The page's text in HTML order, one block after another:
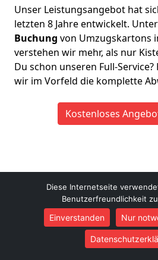
Unser Leistungsangebot hat
letzten 8 Jahre entwickelt.
Buchung von Umzugskartons
verstehen wir mehr, als nur
Du schon unseren Full-
wir im Vorfeld die komplette
Kostenloses
Umzugshilfe Paderborn
Kevin Keller
Diese Internetseite
Benutzerfreundlichkeit
Einverstanden Nur